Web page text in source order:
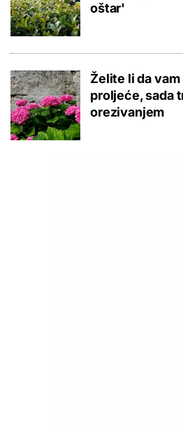
oštar'
Želite li da
proljeće, sada
orezivanjem